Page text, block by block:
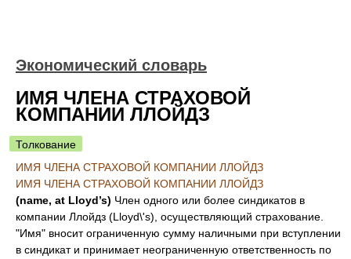
Экономический словарь
ИМЯ ЧЛЕНА СТРАХОВОЙ
КОМПАНИИ ЛЛОЙДЗ
Толкование
ИМЯ ЧЛЕНА СТРАХОВОЙ КОМПАНИИ ЛЛОЙДЗ
ИМЯ ЧЛЕНА СТРАХОВОЙ КОМПАНИИ ЛЛОЙДЗ
(name, at Lloyd’s) Член одного или более синдикатов в
компании Ллойдз (Lloyd\'s), осуществляющий страхование.
"Имя" вносит ограниченную сумму наличными при вступлении
в синдикат и принимает неограниченную ответственность по